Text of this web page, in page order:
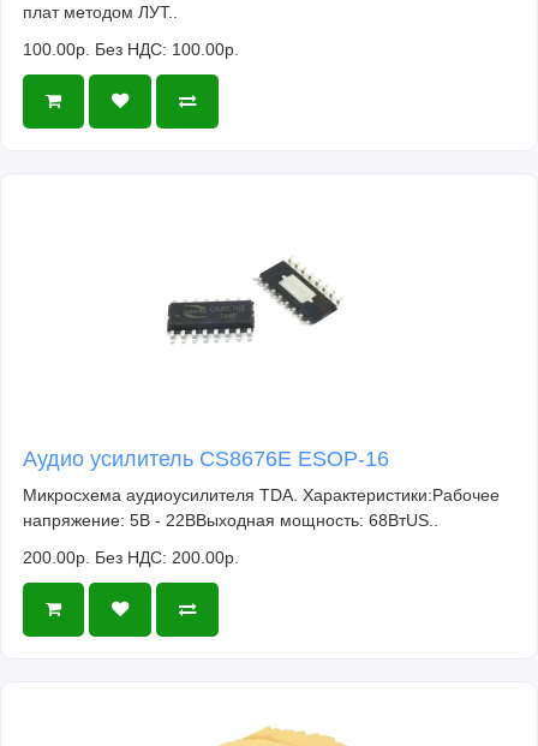
плат методом ЛУТ..
100.00р. Без НДС: 100.00р.
Аудио усилитель CS8676E ESOP-16
Микросхема аудиоусилителя TDA. Характеристики:Рабочее
напряжение: 5В - 22ВВыходная мощность: 68ВтUS..
200.00р. Без НДС: 200.00р.